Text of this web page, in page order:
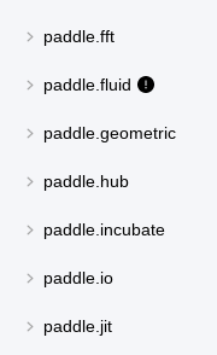
paddle.fft
paddle.fluid
paddle.geometric
paddle.hub
paddle.incubate
paddle.io
paddle.jit